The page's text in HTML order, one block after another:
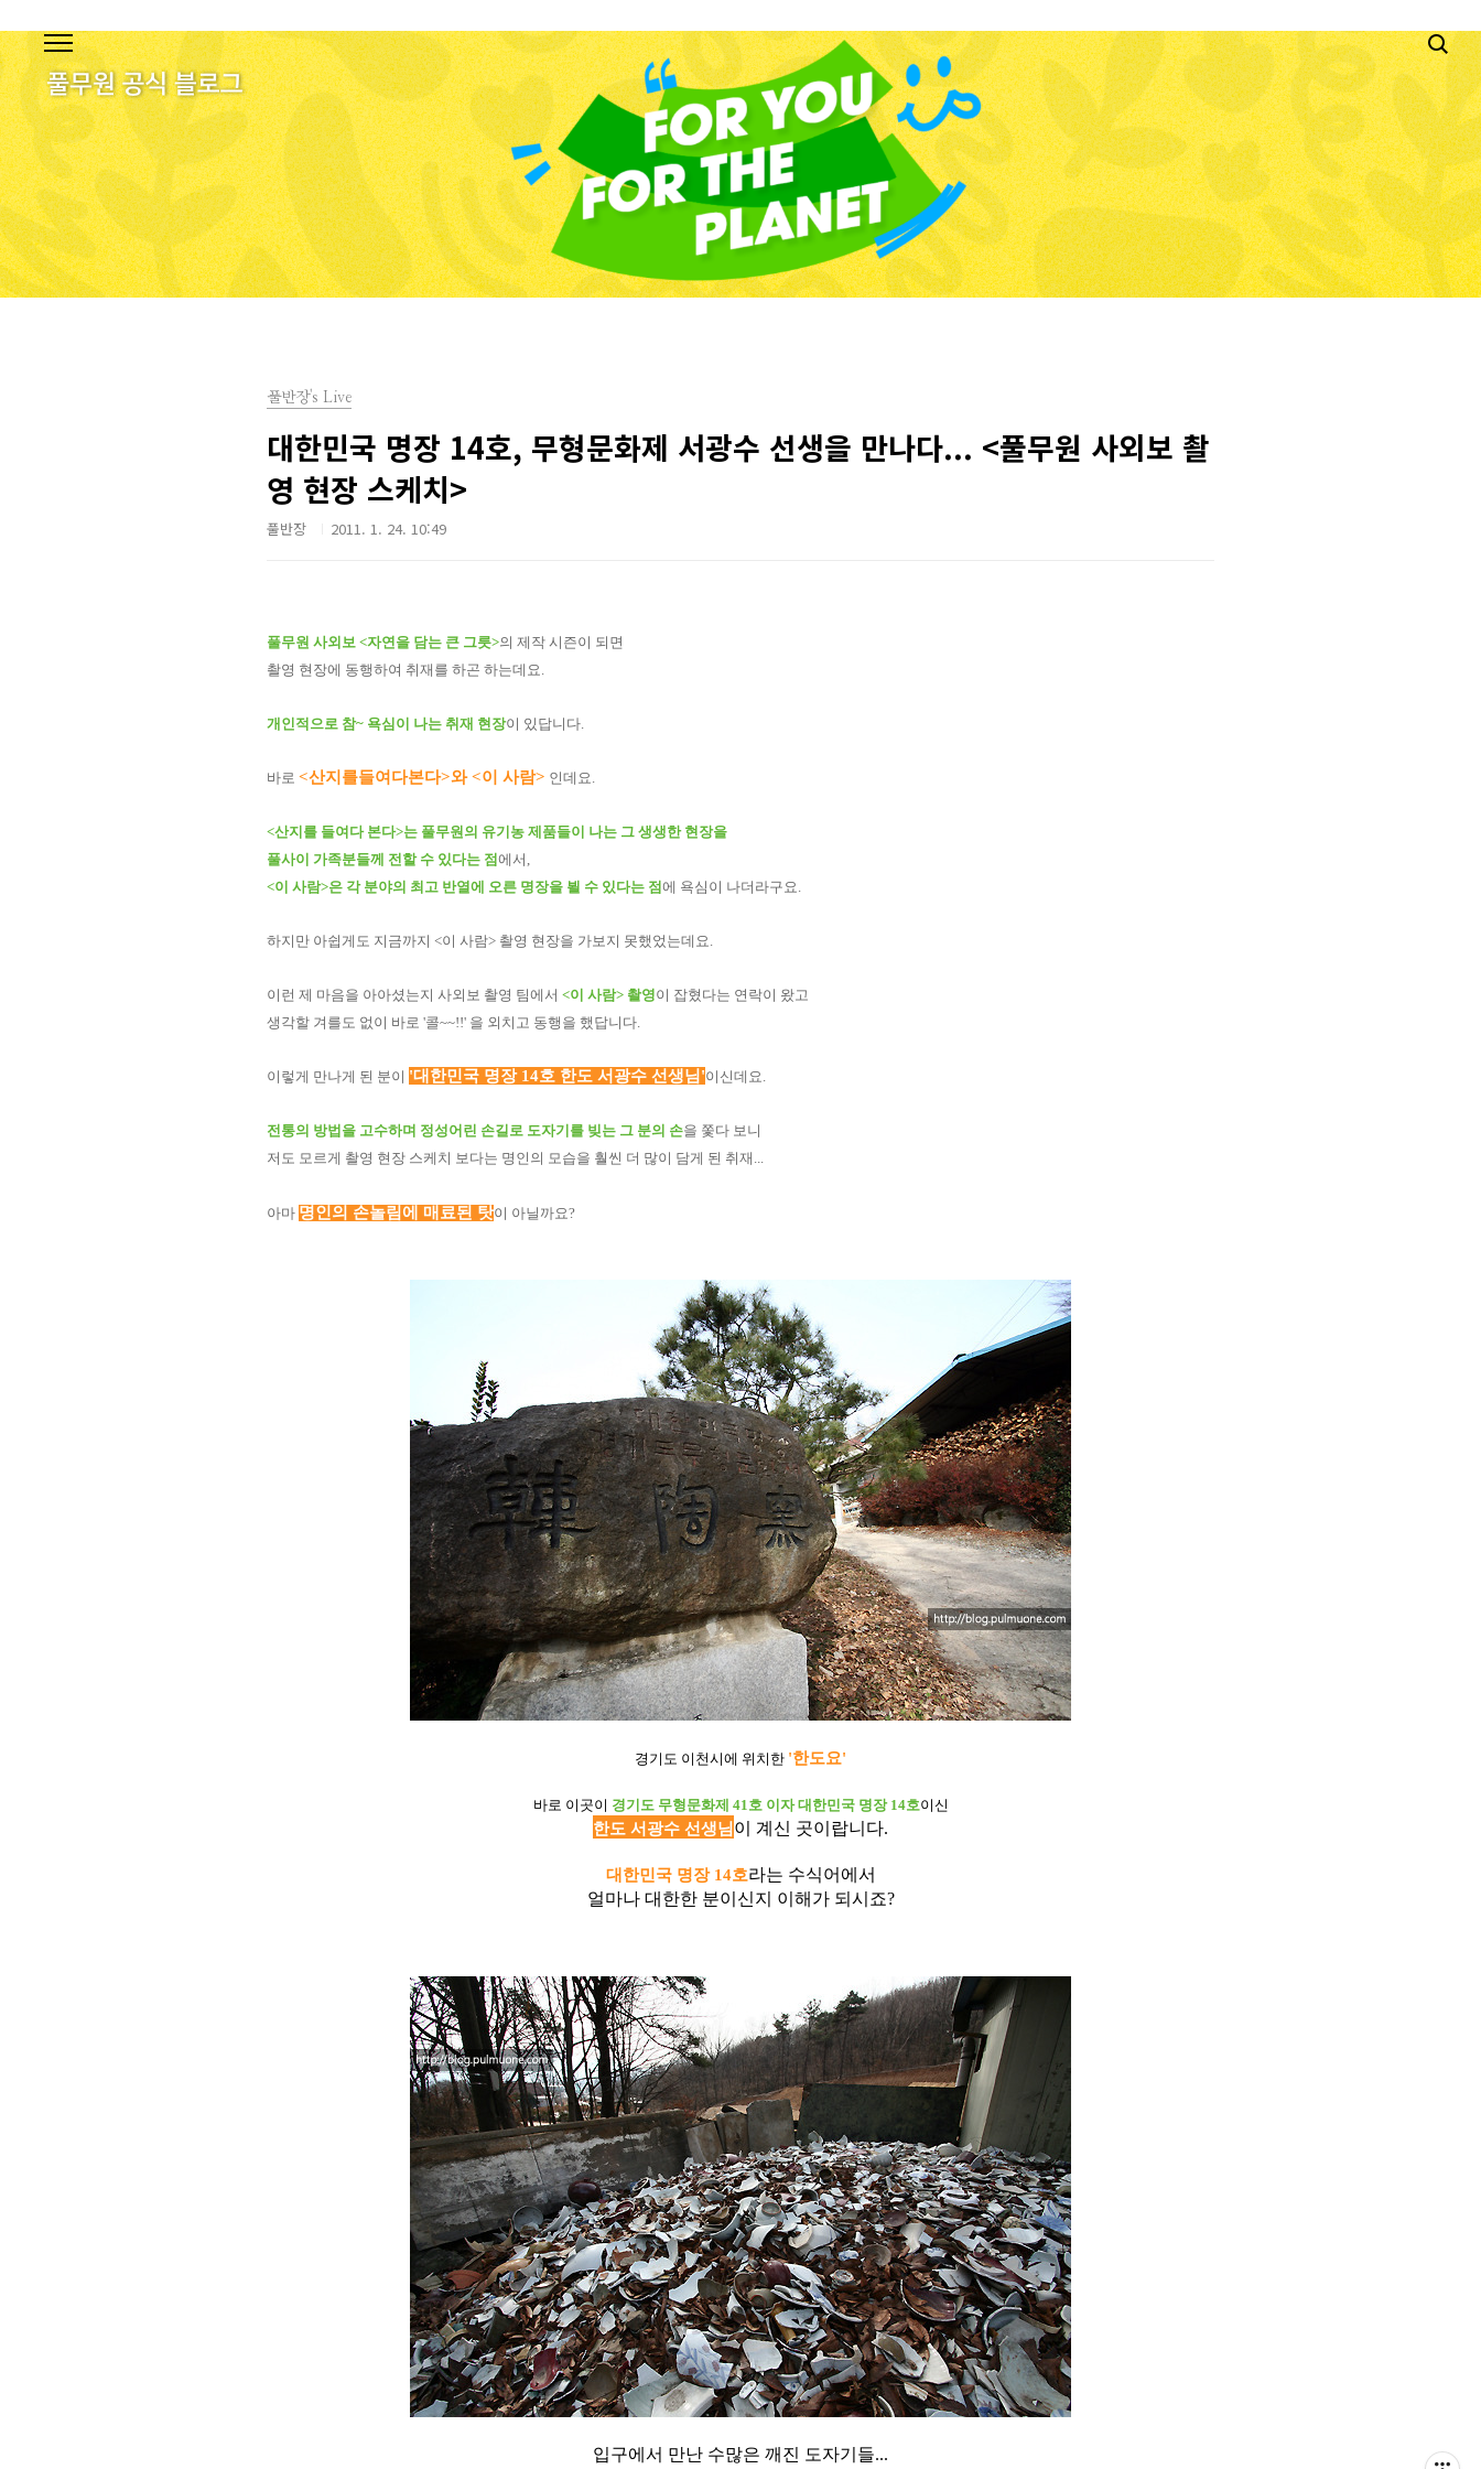
풀반장's Live
대한민국 명장 14호, 무형문화제 서광수 선생을 만나다... <풀무원 사외보 촬
영 현장 스케치>
풀반장 2011. 1. 24. 10:49
풀무원 사외보 <자연을 담는 큰 그릇>의 제작 시즌이 되면
촬영 현장에 동행하여 취재를 하곤 하는데요.
개인적으로 참~ 욕심이 나는 취재 현장이 있답니다.
바로 <산지를들여다본다>와 <이 사람> 인데요.
<산지를 들여다 본다>는 풀무원의 유기농 제품들이 나는 그 생생한 현장을
풀사이 가족분들께 전할 수 있다는 점 에서,
<이 사람>은 각 분야의 최고 반열에 오른 명장을 뵐 수 있다는 점 에 욕심이 나더라구요.
하지만 아쉽게도 지금까지 <이 사람> 촬영 현장을 가보지 못했었는데요.
이런 제 마음을 아아셨는지 사외보 촬영 팀에서 <이 사람> 촬영이 잡혔다는 연락이 왔고
생각할 겨를도 없이 바로 '콜~~!!' 을 외치고 동행을 했답니다.
이렇게 만나게 된 분이 '대한민국 명장 14호 한도 서광수 선생님'이신데요.
전통의 방법을 고수하며 정성어린 손길로 도자기를 빚는 그 분의 손을 쫓다 보니
저도 모르게 촬영 현장 스케치 보다는 명인의 모습을 훨씬 더 많이 담게 된 취재...
아마 명인의 손놀림에 매료된 탓이 아닐까요?
경기도 이천시에 위치한 '한도요'
바로 이곳이 경기도 무형문화제 41호 이자 대한민국 명장 14호이신
한도 서광수 선생님이 계신 곳이랍니다.
대한민국 명장 14호라는 수식어에서
얼마나 대한한 분이신지 이해가 되시죠?
입구에서 만난 수많은 깨진 도자기들...